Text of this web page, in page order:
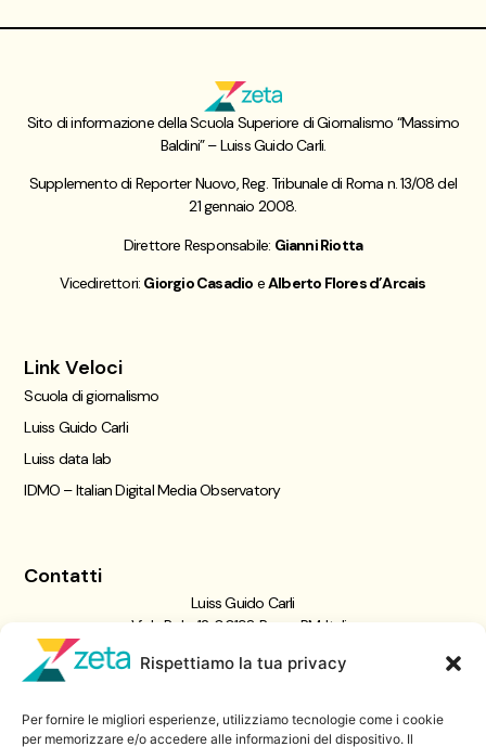
Rispettiamo la tua privacy
Per fornire le migliori esperienze, utilizziamo tecnologie come i cookie
per memorizzare e/o accedere alle informazioni del dispositivo. Il
Sito di informazione della Scuola Superiore di Giornalismo “Massimo
Baldini” – Luiss Guido Carli.
Supplemento di Reporter Nuovo, Reg. Tribunale di Roma n. 13/08 del
21 gennaio 2008.
Direttore Responsabile: Gianni Riotta
Vicedirettori: Giorgio Casadio eAlberto Flores d’Arcais
Link Veloci
Scuola di giornalismo
Luiss Guido Carli
Luiss data lab
IDMO – Italian Digital Media Observatory
Contatti
Luiss Guido Carli
Viale Pola, 12, 00198 Roma RM, Italia
06 8522 5358